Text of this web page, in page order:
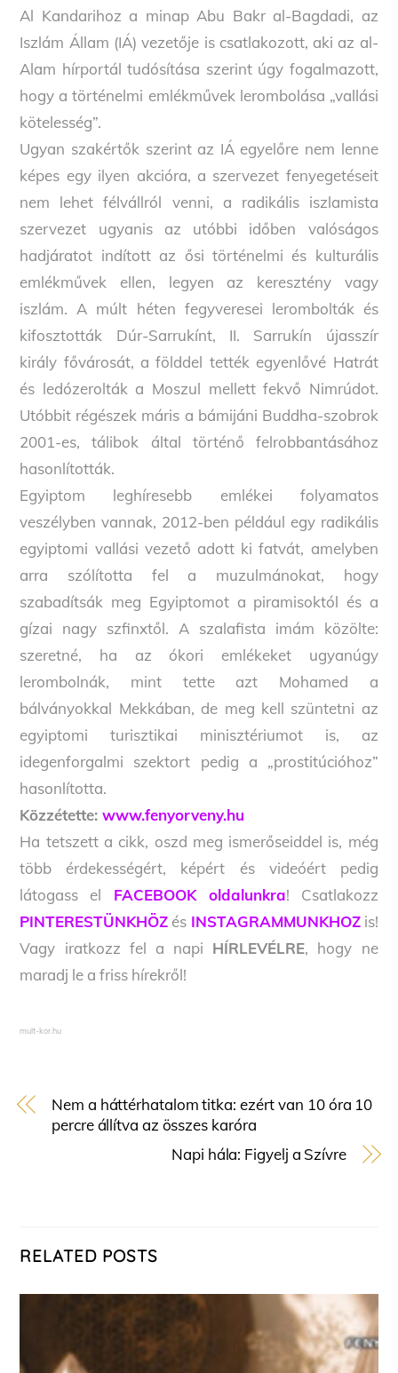
Al Kandarihoz a minap Abu Bakr al-Bagdadi, az
Iszlám Állam (IÁ) vezetője is csatlakozott, aki az al-
Alam hírportál tudósítása szerint úgy fogalmazott,
hogy a történelmi emlékművek lerombolása „vallási
kötelesség”.
Ugyan szakértők szerint az IÁ egyelőre nem lenne
képes egy ilyen akcióra, a szervezet fenyegetéseit
nem lehet félvállról venni, a radikális iszlamista
szervezet ugyanis az utóbbi időben valóságos
hadjáratot indított az ősi történelmi és kulturális
emlékművek ellen, legyen az keresztény vagy
iszlám. A múlt héten fegyveresei lerombolták és
kifosztották Dúr-Sarrukínt, II. Sarrukín újasszír
király fővárosát, a földdel tették egyenlővé Hatrát
és ledózerolták a Moszul mellett fekvő Nimrúdot.
Utóbbit régészek máris a bámijáni Buddha-szobrok
2001-es, tálibok által történő felrobbantásához
hasonlították.
Egyiptom leghíresebb emlékei folyamatos
veszélyben vannak, 2012-ben például egy radikális
egyiptomi vallási vezető adott ki fatvát, amelyben
arra szólította fel a muzulmánokat, hogy
szabadítsák meg Egyiptomot a piramisoktól és a
gízai nagy szfinxtől. A szalafista imám közölte:
szeretné, ha az ókori emlékeket ugyanúgy
lerombolnák, mint tette azt Mohamed a
bálványokkal Mekkában, de meg kell szüntetni az
egyiptomi turisztikai minisztériumot is, az
idegenforgalmi szektort pedig a „prostitúcióhoz”
hasonlította.
Közzétette:www.fenyorveny.hu
Ha tetszett a cikk, oszd meg ismerőseiddel is, még
több érdekességért, képért és videóért pedig
látogass el FACEBOOK oldalunkra! Csatlakozz
PINTERESTÜNKHÖZ és INSTAGRAMMUNKHOZis!
Vagy iratkozz fel a napi HÍRLEVÉLRE, hogy ne
maradj le a friss hírekről!
mult-kor.hu
Nem a háttérhatalom titka: ezért van 10 óra 10
percre állítva az összes karóra
Napi hála: Figyelj a Szívre
RELATED POSTS